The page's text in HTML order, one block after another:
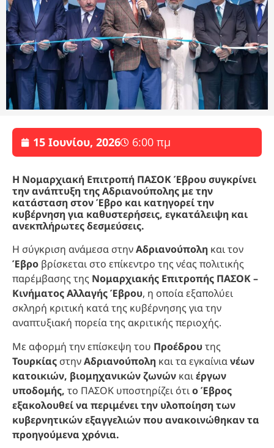
15 Ιουνίου, 2026 6:00 πμ
Η Νομαρχιακή Επιτροπή ΠΑΣΟΚ Έβρου συγκρίνει
την ανάπτυξη της Αδριανούπολης με την
κατάσταση στον Έβρο και κατηγορεί την
κυβέρνηση για καθυστερήσεις, εγκατάλειψη και
ανεκπλήρωτες δεσμεύσεις.
Η σύγκριση ανάμεσα στηνΑδριανούπολη και τον
Έβρο βρίσκεται στο επίκεντρο της νέας πολιτικής
παρέμβασης της Νομαρχιακής Επιτροπής ΠΑΣΟΚ –
Κινήματος Αλλαγής Έβρου, η οποία εξαπολύει
σκληρή κριτική κατά της κυβέρνησης για την
αναπτυξιακή πορεία της ακριτικής περιοχής.
Με αφορμή την επίσκεψη του Προέδρουτης
Τουρκίας στηνΑδριανούπολη και τα εγκαίνιανέων
κατοικιών, βιομηχανικών ζωνών καιέργων
υποδομής, το ΠΑΣΟΚ υποστηρίζει ότιο Έβρος
εξακολουθεί να περιμένει την υλοποίηση των
κυβερνητικών εξαγγελιών που ανακοινώθηκαν τα
προηγούμενα χρόνια.